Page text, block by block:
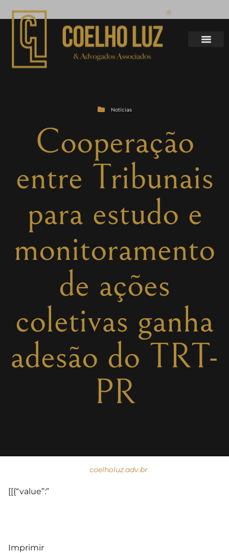
Notícias
Cooperação
entre Tribunais
para estudo e
monitoramento
de ações
coletivas ganha
adesão do TRT-
PR
coelholuz.adv.br
[[{“value”:”
Imprimir